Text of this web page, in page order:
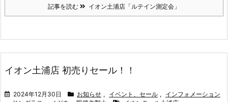
記事を読む イオン土浦店「ルテイン測定会」
イオン土浦店 初売りセール！！
2024年12月30日 お知らせ , イベント、セール ,
インフォメーション